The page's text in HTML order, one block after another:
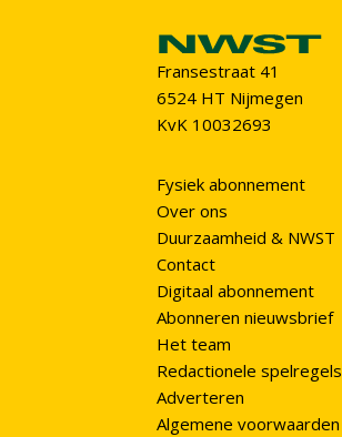
Fransestraat 41
6524 HT Nijmegen
KvK 10032693
Fysiek abonnement
Over ons
Duurzaamheid & NWST
Contact
Digitaal abonnement
Abonneren nieuwsbrief
Het team
Redactionele spelregels
Adverteren
Algemene voorwaarden